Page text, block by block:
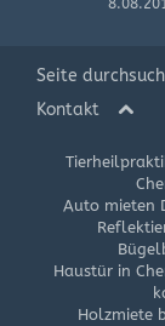
Seite
Kontakt
Auto mieten
Haustür in
Holzmiete